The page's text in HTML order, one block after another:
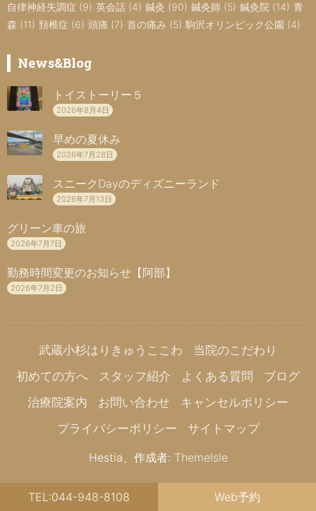
TEL:044-948-8108 Web予約
自律神経失調症 (9) 英会話 (4) 鍼灸 (90) 鍼灸師 (5) 鍼灸院 (14) 青
森 (11) 頚椎症 (6) 頭痛 (7) 首の痛み (5) 駒沢オリンピック公園 (4)
News&Blog
トイストーリー５
2026年8月4日
早めの夏休み
2026年7月28日
スニークDayのディズニーランド
2026年7月13日
グリーン車の旅
2026年7月7日
勤務時間変更のお知らせ【阿部】
2026年7月2日
武蔵小杉はりきゅうここわ
当院のこだわり
初めての方へ
スタッフ紹介 よくある質問
ブログ
治療院案内
お問い合わせ
キャンセルポリシー
プライバシーポリシー
サイトマップ
Hestia、作成者: ThemeIsle